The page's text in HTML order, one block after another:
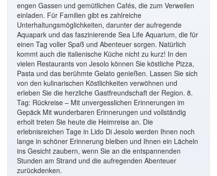
engen Gassen und gemütlichen Cafés, die zum Verweilen
einladen. Für Familien gibt es zahlreiche
Unterhaltungsmöglichkeiten, darunter der aufregende
Aquapark und das faszinierende Sea Life Aquarium, die für
einen Tag voller Spaß und Abenteuer sorgen. Natürlich
kommt auch die italienische Küche nicht zu kurz! In den
vielen Restaurants von Jesolo können Sie köstliche Pizza,
Pasta und das berühmte Gelato genießen. Lassen Sie sich
von den kulinarischen Köstlichkeiten verwöhnen und
erleben Sie die herzliche Gastfreundschaft der Region. 8.
Tag: Rückreise – Mit unvergesslichen Erinnerungen im
Gepäck Mit wunderbaren Erinnerungen und vollständig
erholt treten Sie heute die Heimreise an. Die
erlebnisreichen Tage in Lido Di Jesolo werden Ihnen noch
lange in schöner Erinnerung bleiben und Ihnen ein Lächeln
ins Gesicht zaubern, wenn Sie an die entspannenden
Stunden am Strand und die aufregenden Abenteuer
zurückdenken.